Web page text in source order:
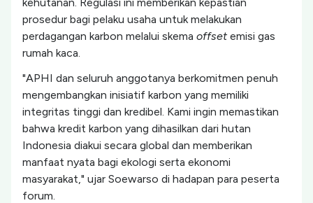
prosedur bagi pelaku usaha untuk melakukan
perdagangan karbon melalui skema offset emisi gas
rumah kaca.
"APHI dan seluruh anggotanya berkomitmen penuh
mengembangkan inisiatif karbon yang memiliki
integritas tinggi dan kredibel. Kami ingin memastikan
bahwa kredit karbon yang dihasilkan dari hutan
Indonesia diakui secara global dan memberikan
manfaat nyata bagi ekologi serta ekonomi
masyarakat," ujar Soewarso di hadapan para peserta
forum.